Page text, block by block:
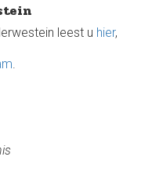
leest u hier,
.